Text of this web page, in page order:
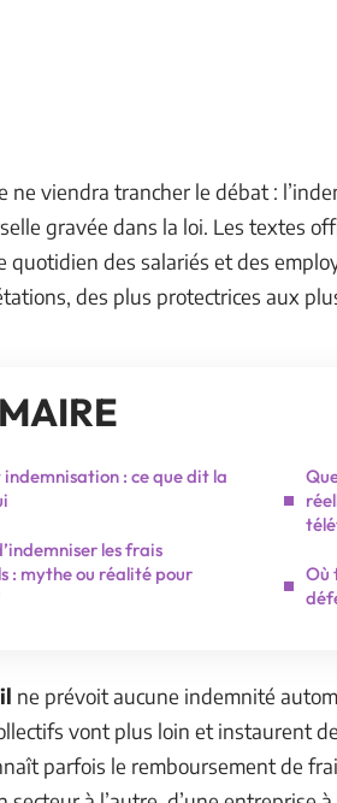
ne viendra trancher le débat :
gravée dans la loi. Les textes
quotidien des salariés et des
des plus protectrices aux
: ce que dit la
les frais
: mythe ou réalité pour
Où
ne prévoit aucune indemnité
vont plus loin et instaurent
parfois le remboursement de